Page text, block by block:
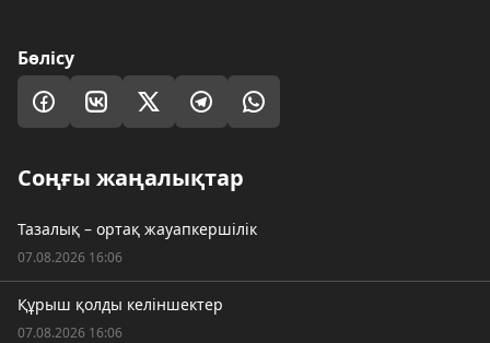
Бөлісу
Соңғы жаңалықтар
Тазалық – ортақ жауапкершілік
07.08.2026 16:06
Құрыш қолды келіншектер
07.08.2026 16:06